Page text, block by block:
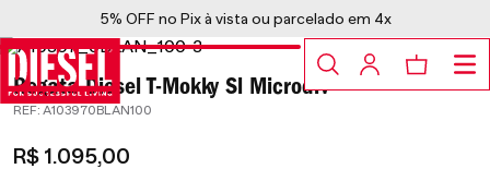
5% OFF no Pix à vista ou parcelado em 4x
Regata Diesel T-Mokky Sl Microdiv
: A103970BLAN100
R$ 1.095,00